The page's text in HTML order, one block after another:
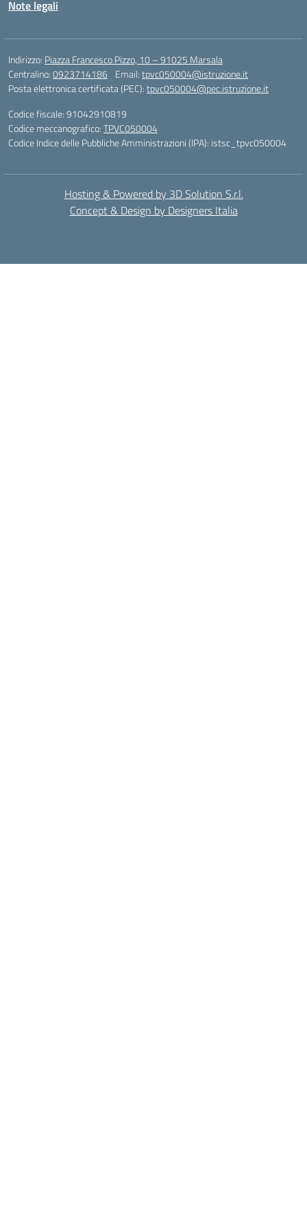
Note legali
Indirizzo: Piazza Francesco Pizzo, 10 – 91025 Marsala
Centralino:0923714186 Email:tpvc050004@istruzione.it
Posta elettronica certificata (PEC):tpvc050004@pec.istruzione.it
Codice fiscale: 91042910819
Codice meccanografico:TPVC050004
Codice Indice delle Pubbliche Amministrazioni (IPA): istsc_tpvc050004
Hosting & Powered by 3D Solution S.r.l.
Concept & Design by Designers Italia